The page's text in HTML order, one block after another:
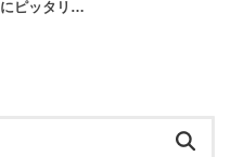
にピッタリ…